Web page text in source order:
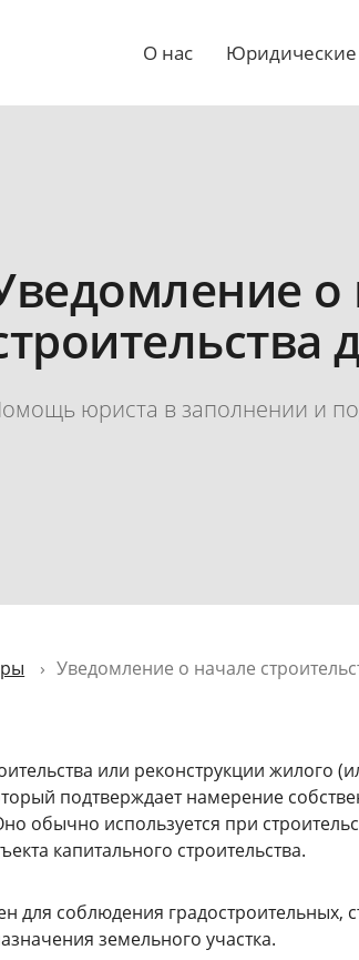
О нас Юридические
о
юриста в заполнении и
Уведомление о начале
или реконструкции жилого
подтверждает намерение
обычно используется при
капитального строительства.
для соблюдения градостроительных,
земельного участка.